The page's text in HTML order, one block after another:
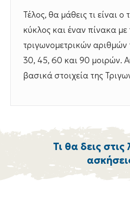
Τέλος, θα μάθεις τι είναι ο
κύκλος και έναν πίνακα με
τριγωνομετρικών
30, 45, 60 και 90 μοιρών.
βασικά στοιχεία της
Τι θα δεις στις